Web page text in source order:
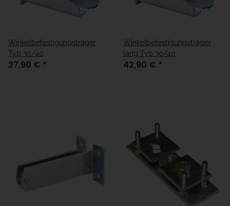
Winkelbefestigungsträger
Typ 30/40
27,90 € *
Winkelbefestigungsträger
lang Typ 30/40
42,90 € *